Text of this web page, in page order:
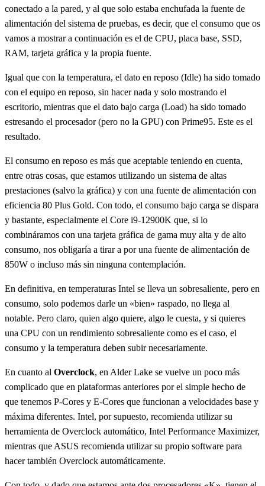
conectado a la pared, y al que solo estaba enchufada la fuente de
alimentación del sistema de pruebas, es decir, que el consumo que os
vamos a mostrar a continuación es el de CPU, placa base, SSD,
RAM, tarjeta gráfica y la propia fuente.
Igual que con la temperatura, el dato en reposo (Idle) ha sido tomado
con el equipo en reposo, sin hacer nada y solo mostrando el
escritorio, mientras que el dato bajo carga (Load) ha sido tomado
estresando el procesador (pero no la GPU) con Prime95. Este es el
resultado.
El consumo en reposo es más que aceptable teniendo en cuenta,
entre otras cosas, que estamos utilizando un sistema de altas
prestaciones (salvo la gráfica) y con una fuente de alimentación con
eficiencia 80 Plus Gold. Con todo, el consumo bajo carga se dispara
y bastante, especialmente el Core i9-12900K que, si lo
combináramos con una tarjeta gráfica de gama muy alta y de alto
consumo, nos obligaría a tirar a por una fuente de alimentación de
850W o incluso más sin ninguna contemplación.
En definitiva, en temperaturas Intel se lleva un sobresaliente, pero en
consumo, solo podemos darle un «bien» raspado, no llega al
notable. Pero claro, quien algo quiere, algo le cuesta, y si quieres
una CPU con un rendimiento sobresaliente como es el caso, el
consumo y la temperatura deben subir necesariamente.
En cuanto al Overclock, en Alder Lake se vuelve un poco más
complicado que en plataformas anteriores por el simple hecho de
que tenemos P-Cores y E-Cores que funcionan a velocidades base y
máxima diferentes. Intel, por supuesto, recomienda utilizar su
herramienta de Overclock automático, Intel Performance Maximizer,
mientras que ASUS recomienda utilizar su propio software para
hacer también Overclock automáticamente.